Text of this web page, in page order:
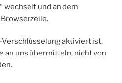
wechselt und an dem
Verschlüsselung aktiviert ist,
an uns übermitteln, nicht von